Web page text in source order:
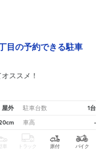
目の予約できる駐車
ススメ！
屋外 駐車台数 1台
車高 -
車 トラック 原付 バイク